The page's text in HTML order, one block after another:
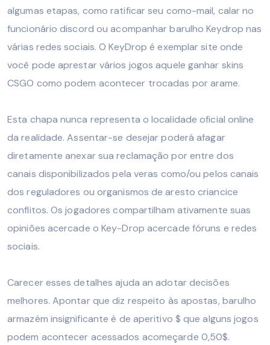
algumas etapas, como ratificar seu como-mail, calar no
funcionário discord ou acompanhar barulho Keydrop nas
várias redes sociais. O KeyDrop é exemplar site onde
você pode aprestar vários jogos aquele ganhar skins
CSGO como podem acontecer trocadas por arame.
Esta chapa nunca representa o localidade oficial online
da realidade. Assentar-se desejar poderá afagar
diretamente anexar sua reclamação por entre dos
canais disponibilizados pela veras como/ou pelos canais
dos reguladores ou organismos de aresto criancice
conflitos. Os jogadores compartilham ativamente suas
opiniões acercade o Key-Drop acercade fóruns e redes
sociais.
Carecer esses detalhes ajuda an adotar decisões
melhores. Apontar que diz respeito às apostas, barulho
armazém insignificante é de aperitivo $ que alguns jogos
podem acontecer acessados acomeçarde 0,50$.